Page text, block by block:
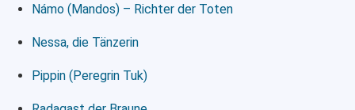
Námo (Mandos) – Richter der Toten
Nessa, die Tänzerin
Pippin (Peregrin Tuk)